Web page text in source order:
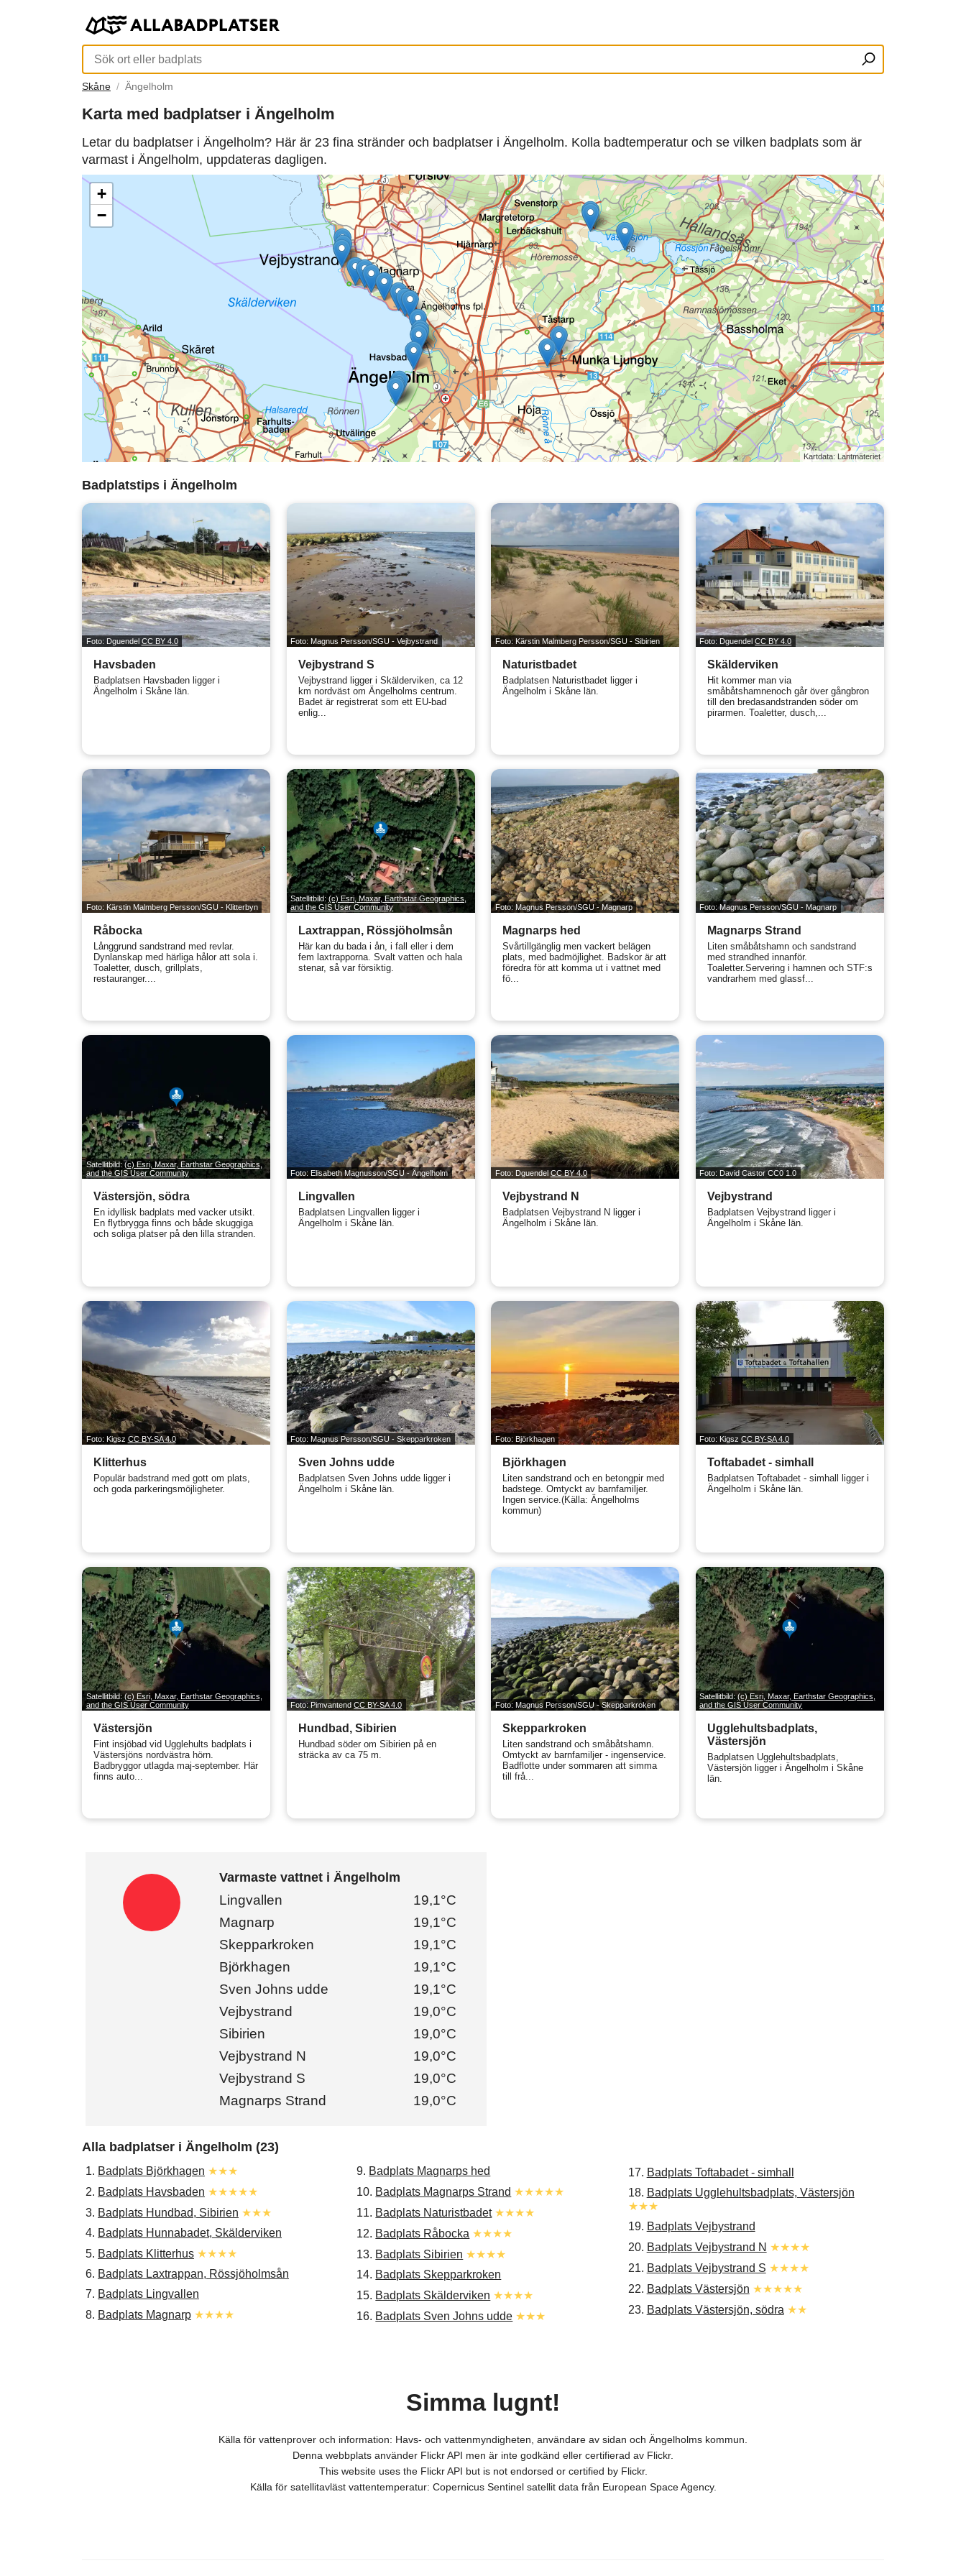
Skåne Ängelholm
Karta med badplatser i Ängelholm
Letar du badplatser i Ängelholm? Här är 23 fina stränder och badplatser i Ängelholm. Kolla badtemperatur och se vilken badplats som är
varmast i Ängelholm, uppdateras dagligen.
+
−
Kartdata: Lantmäteriet
Badplatstips i Ängelholm
Foto: Dguendel CC BY 4.0
Havsbaden
Badplatsen Havsbaden ligger i
Ängelholm i Skåne län.
Foto: Magnus Persson/SGU - Vejbystrand
Vejbystrand S
Vejbystrand ligger i Skälderviken, ca 12
km nordväst om Ängelholms centrum.
Badet är registrerat som ett EU-bad
enlig...
Foto: Kärstin Malmberg Persson/SGU - Sibirien
Naturistbadet
Badplatsen Naturistbadet ligger i
Ängelholm i Skåne län.
Foto: DguendelCC BY 4.0
Skälderviken
Hit kommer man via
småbåtshamnenoch går över gångbron
till den bredasandstranden söder om
pirarmen. Toaletter, dusch,...
Foto: Kärstin Malmberg Persson/SGU - Klitterbyn
Råbocka
Långgrund sandstrand med revlar.
Dynlanskap med härliga hålor att sola i.
Toaletter, dusch, grillplats,
restauranger....
Satellitbild:(c) Esri, Maxar, Earthstar Geographics,
and the GIS User Community
Laxtrappan, Rössjöholmsån
Här kan du bada i ån, i fall eller i dem
fem laxtrapporna. Svalt vatten och hala
stenar, så var försiktig.
Foto: Magnus Persson/SGU - Magnarp
Magnarps hed
Svårtillgänglig men vackert belägen
plats, med badmöjlighet. Badskor är att
föredra för att komma ut i vattnet med
fö...
Foto: Magnus Persson/SGU - Magnarp
Magnarps Strand
Liten småbåtshamn och sandstrand
med strandhed innanför.
Toaletter.Servering i hamnen och STF:s
vandrarhem med glassf...
Satellitbild:(c) Esri, Maxar, Earthstar Geographics,
and the GIS User Community
Västersjön, södra
En idyllisk badplats med vacker utsikt.
En flytbrygga finns och både skuggiga
och soliga platser på den lilla stranden.
Foto: Elisabeth Magnusson/SGU - Ängelholm
Lingvallen
Badplatsen Lingvallen ligger i
Ängelholm i Skåne län.
Foto: DguendelCC BY 4.0
Vejbystrand N
Badplatsen Vejbystrand N ligger i
Ängelholm i Skåne län.
Foto: David Castor CC0 1.0
Vejbystrand
Badplatsen Vejbystrand ligger i
Ängelholm i Skåne län.
Foto: Kigsz CC BY-SA 4.0
Klitterhus
Populär badstrand med gott om plats,
och goda parkeringsmöjligheter.
Foto: Magnus Persson/SGU - Skepparkroken
Sven Johns udde
Badplatsen Sven Johns udde ligger i
Ängelholm i Skåne län.
Foto: Björkhagen
Björkhagen
Liten sandstrand och en betongpir med
badstege. Omtyckt av barnfamiljer.
Ingen service.(Källa: Ängelholms
kommun)
Foto: KigszCC BY-SA 4.0
Toftabadet - simhall
Badplatsen Toftabadet - simhall ligger i
Ängelholm i Skåne län.
Satellitbild:(c) Esri, Maxar, Earthstar Geographics,
and the GIS User Community
Västersjön
Fint insjöbad vid Ugglehults badplats i
Västersjöns nordvästra hörn.
Badbryggor utlagda maj-september. Här
finns auto...
Foto: PimvantendCC BY-SA 4.0
Hundbad, Sibirien
Hundbad söder om Sibirien på en
sträcka av ca 75 m.
Foto: Magnus Persson/SGU - Skepparkroken
Skepparkroken
Liten sandstrand och småbåtshamn.
Omtyckt av barnfamiljer - ingenservice.
Badflotte under sommaren att simma
till frå...
Satellitbild:(c) Esri, Maxar, Earthstar Geographics,
and the GIS User Community
Ugglehultsbadplats,
Västersjön
Badplatsen Ugglehultsbadplats,
Västersjön ligger i Ängelholm i Skåne
län.
Varmaste vattnet i Ängelholm
Lingvallen
19,1°C
Magnarp
19,1°C
Skepparkroken
19,1°C
Björkhagen
19,1°C
Sven Johns udde
19,1°C
Vejbystrand
19,0°C
Sibirien
19,0°C
Vejbystrand N
19,0°C
Vejbystrand S
19,0°C
Magnarps Strand
19,0°C
Alla badplatser i Ängelholm (23)
1. Badplats Björkhagen ★★★
2. Badplats Havsbaden ★★★★★
3. Badplats Hundbad, Sibirien ★★★
4. Badplats Hunnabadet, Skälderviken
5. Badplats Klitterhus ★★★★
6. Badplats Laxtrappan, Rössjöholmsån
7. Badplats Lingvallen
8. Badplats Magnarp ★★★★
9. Badplats Magnarps hed
10. Badplats Magnarps Strand ★★★★★
11. Badplats Naturistbadet ★★★★
12. Badplats Råbocka ★★★★
13. Badplats Sibirien ★★★★
14. Badplats Skepparkroken
15. Badplats Skälderviken ★★★★
16. Badplats Sven Johns udde ★★★
17. Badplats Toftabadet - simhall
18. Badplats Ugglehultsbadplats, Västersjön
★★★
19. Badplats Vejbystrand
20. Badplats Vejbystrand N ★★★★
21. Badplats Vejbystrand S ★★★★
22. Badplats Västersjön ★★★★★
23. Badplats Västersjön, södra ★★
Simma lugnt!
Källa för vattenprover och information: Havs- och vattenmyndigheten, användare av sidan och Ängelholms kommun.
Denna webbplats använder Flickr API men är inte godkänd eller certifierad av Flickr.
This website uses the Flickr API but is not endorsed or certified by Flickr.
Källa för satellitavläst vattentemperatur: Copernicus Sentinel satellit data från European Space Agency.